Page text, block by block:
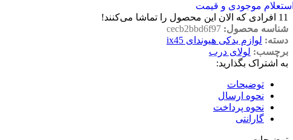
موجودی و قیمت
11 افرادی که الان این محصول را تماشا می‌کنند!
شناسه محصول: cecb2bbd6f97
دسته: لوازم یدکی هیوندای ix45
برچسب: لولای درب
به اشتراک بگذارید:
توضیحات
نحوه ارسال
نحوه پرداخت
گارانتی